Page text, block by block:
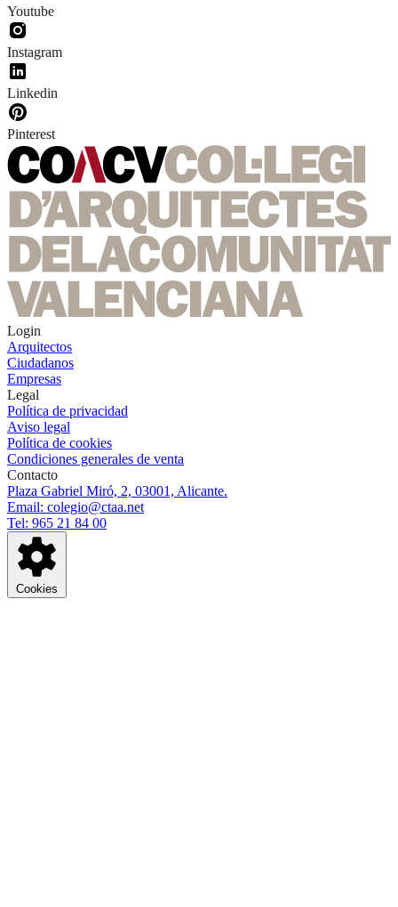
Youtube
Instagram
Linkedin
Pinterest
Login
Arquitectos
Ciudadanos
Empresas
Legal
Política de privacidad
Aviso legal
Política de cookies
Condiciones generales de venta
Contacto
Plaza Gabriel Miró, 2, 03001, Alicante.
Email: colegio@ctaa.net
Tel: 965 21 84 00
Cookies